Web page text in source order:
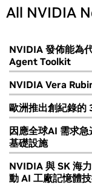
All NVIDIA
NVIDIA 發佈能為
Agent Toolkit
NVIDIA Vera
歐洲推出創紀錄的
因應全球AI 需求
基礎設施
NVIDIA 與 SK 海
動 AI 工廠記憶體